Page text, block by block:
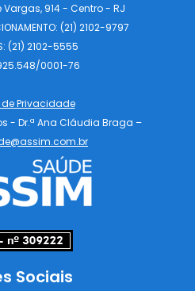
914 - Centro - RJ
(21) 2102-9797
(21) 2102-5555
0001-76
Privacidade
- Dr.ª Ana Cláudia Braga –
Sociais